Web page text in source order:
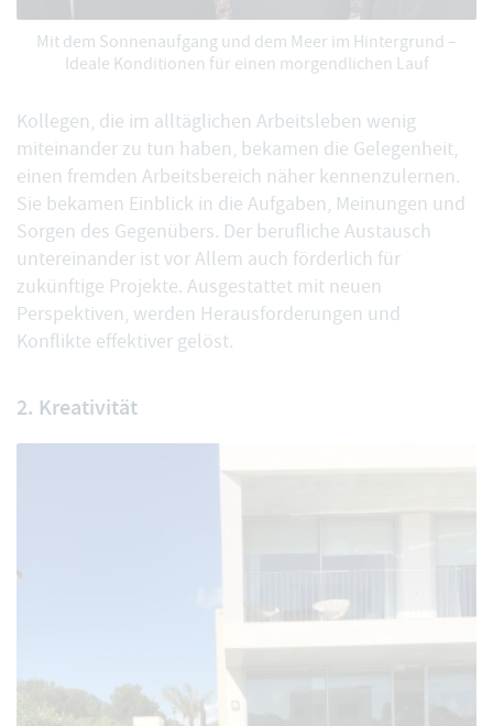
Mit dem Sonnenaufgang und dem Meer im Hintergrund –
Ideale Konditionen für einen morgendlichen Lauf
Kollegen, die im alltäglichen Arbeitsleben wenig
miteinander zu tun haben, bekamen die Gelegenheit,
einen fremden Arbeitsbereich näher kennenzulernen.
Sie bekamen Einblick in die Aufgaben, Meinungen und
Sorgen des Gegenübers. Der berufliche Austausch
untereinander ist vor Allem auch förderlich für
zukünftige Projekte. Ausgestattet mit neuen
Perspektiven, werden Herausforderungen und
Konflikte effektiver gelöst.
2. Kreativität